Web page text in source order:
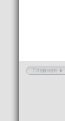
Главная